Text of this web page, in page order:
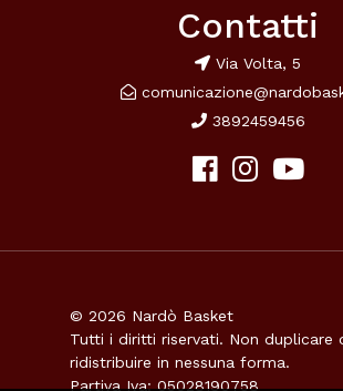
Contatti
Via Volta, 5
3892459456
© 2026 Nardò Basket
Tutti i diritti riservati. Non duplicare
ridistribuire in nessuna forma.
Partiva Iva: 05028190758